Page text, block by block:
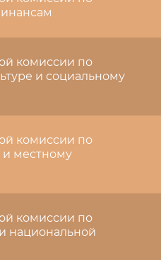
комиссии по
и социальному
комиссии по
и местному
комиссии по
национальной